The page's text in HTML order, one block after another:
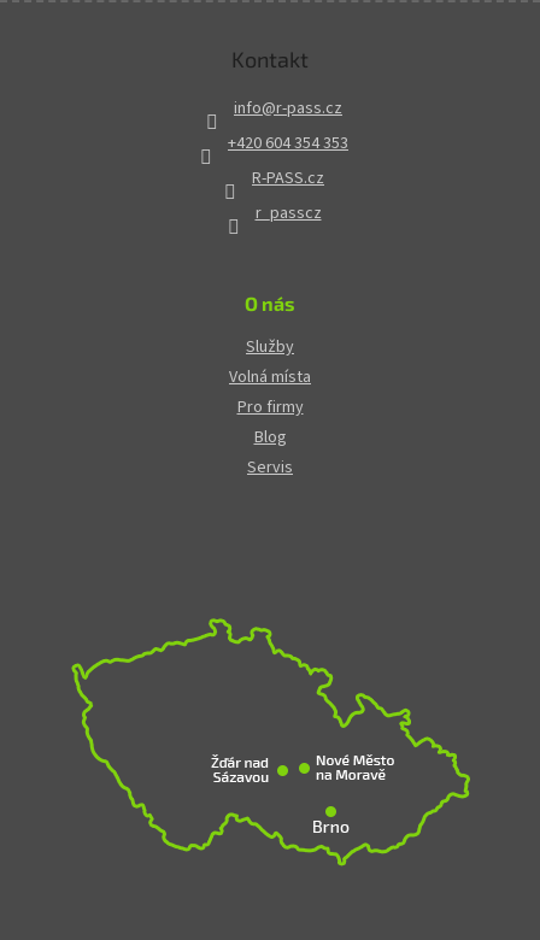
Kontakt
info@r-pass.cz
+420 604 354 353
R-PASS.cz
r_passcz
O nás
Služby
Volná místa
Pro firmy
Blog
Servis